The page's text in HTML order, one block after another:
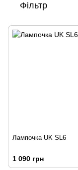
Фільтр
Лампочка UK SL6
1 090 грн